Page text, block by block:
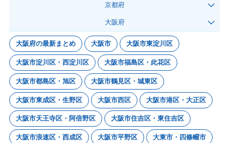
京都府
大阪府
大阪府の最新まとめ 大阪市 大阪市東淀川区
大阪市淀川区・西淀川区 大阪市福島区・此花区
大阪市都島区・旭区 大阪市鶴見区・城東区
大阪市東成区・生野区 大阪市西区 大阪市港区・大正区
大阪市天王寺区・阿倍野区 大阪市住吉区・東住吉区
大阪市浪速区・西成区 大阪市平野区 大東市・四條畷市